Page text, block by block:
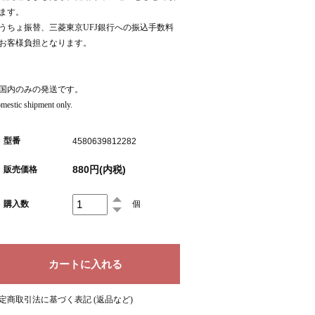
す。
ちょ振替、三菱東京UFJ銀行への振込手数料
客様負担となります。
内のみの発送です。
shipment only.
型番 4580639812282
販売価格 880円(内税)
購入数 個
商取引法に基づく表記 (返品など)